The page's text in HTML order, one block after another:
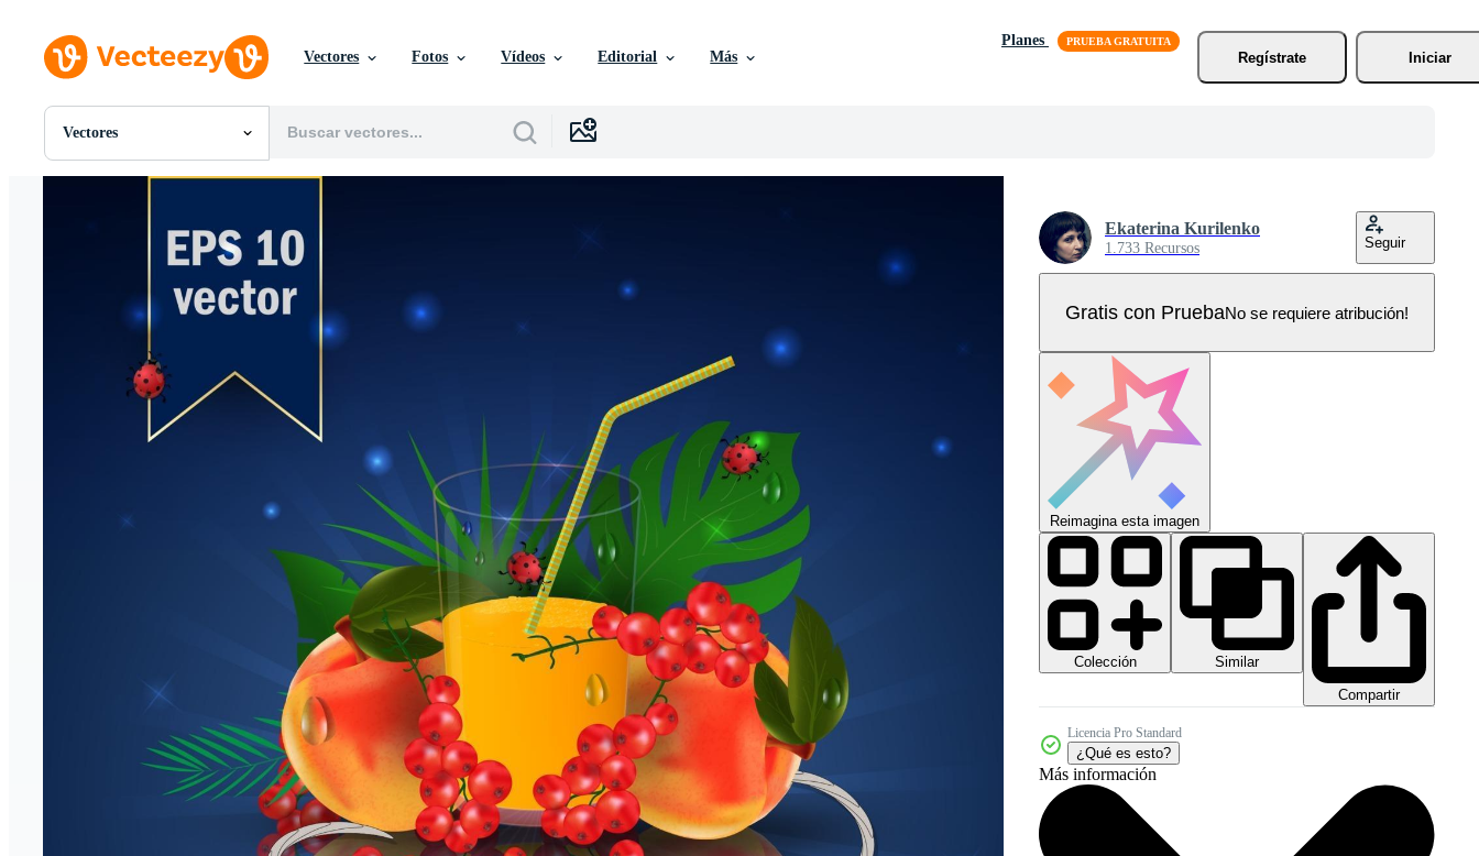
Vectores Fotos Vídeos Editorial Más
Planes
Regístrate
Iniciar
Vectores
Todas Imágenes
Vectores
Imágenes Editoriales
Eventos Editoriales
Ekaterina Kurilenko
1.733 Recursos Seguir
Gratis con PruebaNo se requiere atribución!
Reimagina esta imagen
Colección
Similar
Compartir
Licencia Pro Standard
¿Qué es esto?
Más información